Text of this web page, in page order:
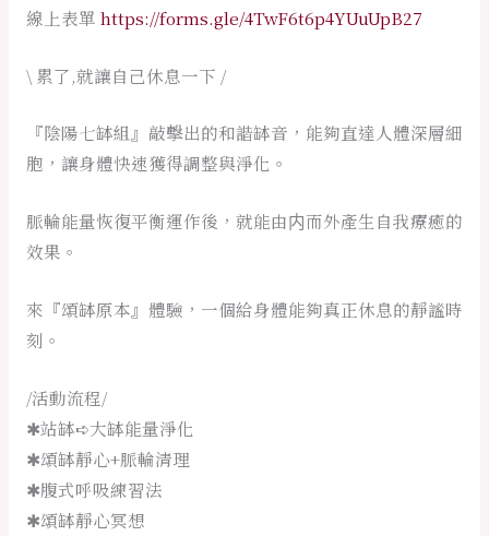
線上表單 https://forms.gle/4TwF6t6p4YUuUpB27
\ 累了,就讓自己休息一下 /
『陰陽七缽組』敲擊出的和諧缽音，能夠直達人體深層細
胞，讓身體快速獲得調整與淨化。
脈輪能量恢復平衡運作後，就能由内而外產生自我療癒的
效果。
來『頌缽原本』體驗，一個給身體能夠真正休息的靜謐時
刻。
/活動流程/
✱站缽➪大缽能量淨化
✱頌缽靜心+脈輪清理
✱腹式呼吸練習法
✱頌缽靜心冥想